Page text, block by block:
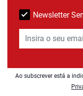
Newsletter
Ao subscrever está a